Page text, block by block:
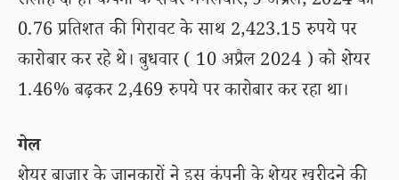
0.76 प्रतिशत की गिरावट के साथ 2,423.15 रुपये पर
कारोबार कर रहे थे। बुधवार ( 10 अप्रैल 2024 ) को शेयर
1.46% बढ़कर 2,469 रुपये पर कारोबार कर रहा था।
गेल